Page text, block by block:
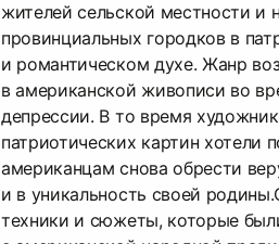
жителей сельской местности и
провинциальных городков в
и романтическом духе. Жанр
в американской живописи во
депрессии. В то время
патриотических картин хотели
американцам снова обрести
и в уникальность своей
техники и сюжеты, которые